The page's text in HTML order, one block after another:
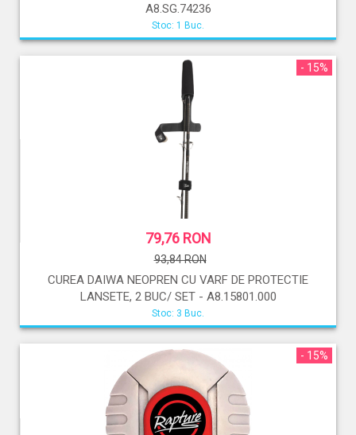
A8.SG.74236
Stoc: 1 Buc.
- 15%
79,76 RON
93,84 RON
CUREA DAIWA NEOPREN CU VARF DE PROTECTIE
LANSETE, 2 BUC/ SET - A8.15801.000
Stoc: 3 Buc.
- 15%